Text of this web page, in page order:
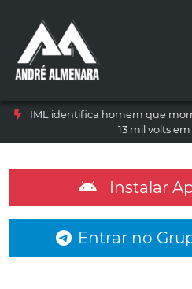
IML identifica homem que
13 mil volts
Instalar
Entrar no